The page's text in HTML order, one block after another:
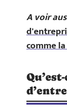
A voir
comme